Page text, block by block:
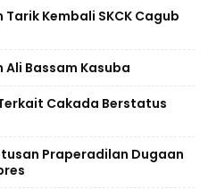
Kembali SKCK Cagub
Ali Bassam Kasuba
Terkait Cakada Berstatus
Praperadilan Dugaan